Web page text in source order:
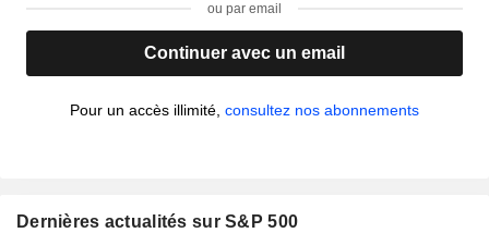
ou par email
Continuer avec un email
Pour un accès illimité, consultez nos abonnements
Dernières actualités sur S&P 500